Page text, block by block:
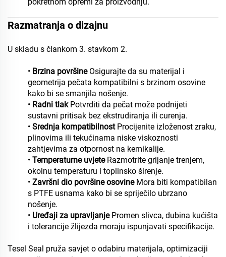
Razmatranja o dizajnu
U skladu s člankom 3. stavkom 2.
• Brzina površine Osigurajte da su materijal i
geometrija pečata kompatibilni s brzinom osovine
kako bi se smanjila nošenje.
• Radni tlak Potvrditi da pečat može podnijeti
sustavni pritisak bez ekstrudiranja ili curenja.
• Srednja kompatibilnost Procijenite izloženost zraku,
plinovima ili tekućinama niske viskoznosti
zahtjevima za otpornost na kemikalije.
• Temperaturne uvjete Razmotrite grijanje trenjem,
okolnu temperaturu i toplinsko širenje.
• Završni dio površine osovine Mora biti kompatibilan
s PTFE usnama kako bi se spriječilo ubrzano
nošenje.
• Uređaji za upravljanje Promen slivca, dubina kućišta
i tolerancije žlijezda moraju ispunjavati specifikacije.
Tesel Seal pruža savjet o odabiru materijala, optimizaciji